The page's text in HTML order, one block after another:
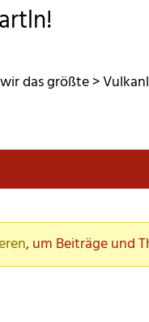
das größte >
, um Beiträge und